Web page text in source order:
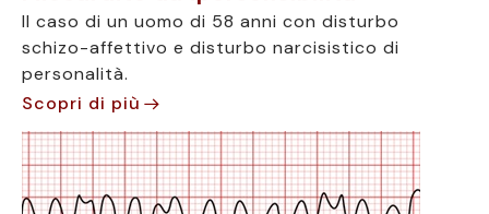
Il caso di un uomo di 58 anni con disturbo
schizo-affettivo e disturbo narcisistico di
personalità.
Scopri di più